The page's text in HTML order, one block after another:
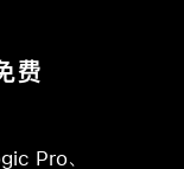
费
Pro、